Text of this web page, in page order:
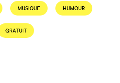
MUSIQUE HUMOUR
GRATUIT